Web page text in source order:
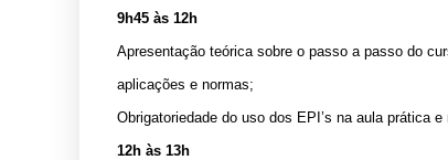
9h45 às 12h
Apresentação teórica sobre o passo a passo do
aplicações e normas;
Obrigatoriedade do uso dos EPI’s na aula prática
12h às 13h